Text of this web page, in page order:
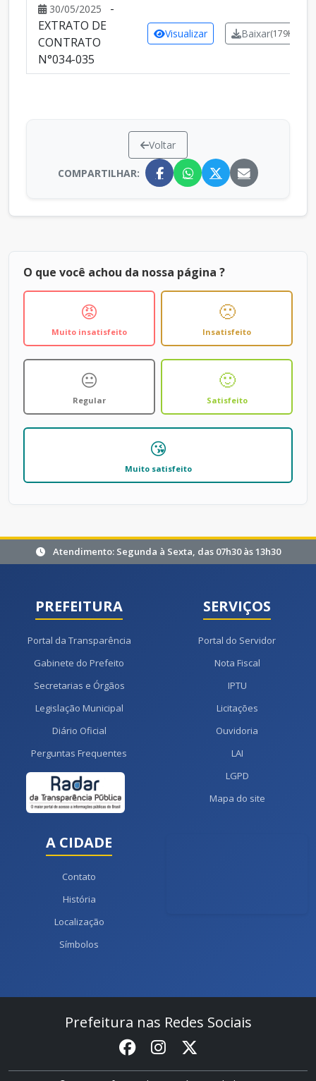
30/05/2025
-
EXTRATO DE
CONTRATO
N°034-035
Visualizar Baixar(179KB)
Voltar
COMPARTILHAR:
O que você achou da nossa página ?
😡
Muito insatisfeito
🙁
Insatisfeito
😐
Regular
🙂
Satisfeito
😘
Muito satisfeito
Atendimento: Segunda à Sexta, das 07h30 às 13h30
PREFEITURA
Portal da Transparência
Gabinete do Prefeito
Secretarias e Órgãos
Legislação Municipal
Diário Oficial
Perguntas Frequentes
SERVIÇOS
Portal do Servidor
Nota Fiscal
IPTU
Licitações
Ouvidoria
LAI
LGPD
Mapa do site
A CIDADE
Contato
História
Localização
Símbolos
Prefeitura nas Redes Sociais